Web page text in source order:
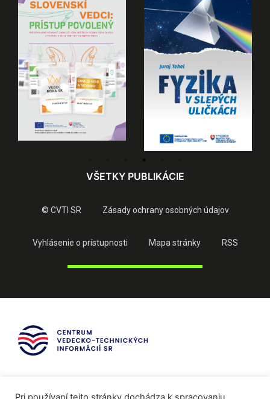
VŠETKY PUBLIKÁCIE
© CVTI SR Zásady ochrany osobných údajov
Vyhlásenie o prístupnosti Mapa stránky RSS